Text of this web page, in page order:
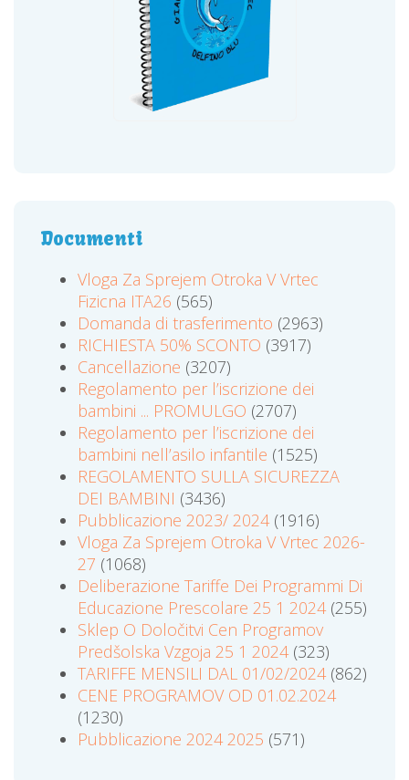
Documenti
Vloga Za Sprejem Otroka V Vrtec
Fizicna ITA26 (565)
Domanda di trasferimento (2963)
RICHIESTA 50% SCONTO (3917)
Cancellazione (3207)
Regolamento per l’iscrizione dei
bambini ... PROMULGO (2707)
Regolamento per l’iscrizione dei
bambini nell’asilo infantile (1525)
REGOLAMENTO SULLA SICUREZZA
DEI BAMBINI (3436)
Pubblicazione 2023/ 2024(1916)
Vloga Za Sprejem Otroka V Vrtec 2026-
27 (1068)
Deliberazione Tariffe Dei Programmi Di
Educazione Prescolare 25 1 2024(255)
Sklep O Določitvi Cen Programov
Predšolska Vzgoja 25 1 2024(323)
TARIFFE MENSILI DAL 01/02/2024(862)
CENE PROGRAMOV OD 01.02.2024
(1230)
Pubblicazione 2024 2025 (571)